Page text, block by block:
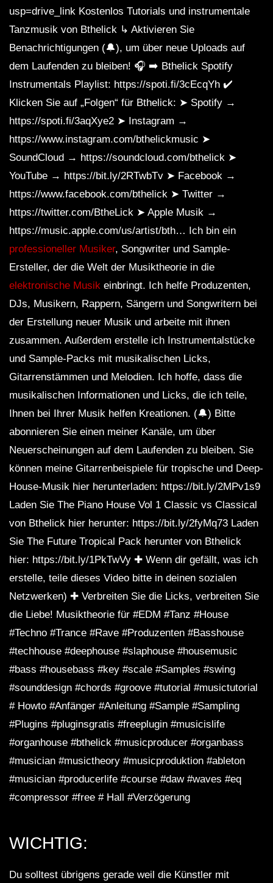
usp=drive_link Kostenlos Tutorials und instrumentale
Tanzmusik von Bthelick ↳ Aktivieren Sie
Benachrichtigungen (🔔), um über neue Uploads auf
dem Laufenden zu bleiben! 🎧 ➡️ Bthelick Spotify
Instrumentals Playlist: https://spoti.fi/3cEcqYh ✔️
Klicken Sie auf „Folgen“ für Bthelick: ➤ Spotify →
https://spoti.fi/3aqXye2 ➤ Instagram →
https://www.instagram.com/bthelickmusic ➤
SoundCloud → https://soundcloud.com/bthelick ➤
YouTube → https://bit.ly/2RTwbTv ➤ Facebook →
https://www.facebook.com/bthelick ➤ Twitter →
https://twitter.com/BtheLick ➤ Apple Musik →
https://music.apple.com/us/artist/bth… Ich bin ein
professioneller Musiker, Songwriter und Sample-
Ersteller, der die Welt der Musiktheorie in die
elektronische Musik einbringt. Ich helfe Produzenten,
DJs, Musikern, Rappern, Sängern und Songwritern bei
der Erstellung neuer Musik und arbeite mit ihnen
zusammen. Außerdem erstelle ich Instrumentalstücke
und Sample-Packs mit musikalischen Licks,
Gitarrenstämmen und Melodien. Ich hoffe, dass die
musikalischen Informationen und Licks, die ich teile,
Ihnen bei Ihrer Musik helfen Kreationen. (🔔) Bitte
abonnieren Sie einen meiner Kanäle, um über
Neuerscheinungen auf dem Laufenden zu bleiben. Sie
können meine Gitarrenbeispiele für tropische und Deep-
House-Musik hier herunterladen: https://bit.ly/2MPv1s9
Laden Sie The Piano House Vol 1 Classic vs Classical
von Bthelick hier herunter: https://bit.ly/2fyMq73 Laden
Sie The Future Tropical Pack herunter von Bthelick
hier: https://bit.ly/1PkTwVy ✚ Wenn dir gefällt, was ich
erstelle, teile dieses Video bitte in deinen sozialen
Netzwerken) ✚ Verbreiten Sie die Licks, verbreiten Sie
die Liebe! Musiktheorie für #EDM #Tanz #House
#Techno #Trance #Rave #Produzenten #Basshouse
#techhouse #deephouse #slaphouse #housemusic
#bass #housebass #key #scale #Samples #swing
#sounddesign #chords #groove #tutorial #musictutorial
# Howto #Anfänger #Anleitung #Sample #Sampling
#Plugins #pluginsgratis #freeplugin #musicislife
#organhouse #bthelick #musicproducer #organbass
#musician #musictheory #musicproduktion #ableton
#musician #producerlife #course #daw #waves #eq
#compressor #free # Hall #Verzögerung
WICHTIG:
Du solltest übrigens gerade weil die Künstler mit